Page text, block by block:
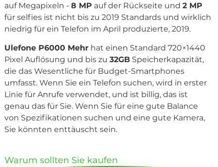
auf Megapixeln - 8 MP auf der Rückseite und 2 MP
für selfies ist nicht bis zu 2019 Standards und wirklich
niedrig für ein Telefon im April produzierte, 2019.
Ulefone P6000 Mehrhat einen Standard 720×1440
Pixel Auflösung und bis zu 32GBSpeicherkapazität,
die das Wesentliche für Budget-Smartphones
umfasst. Wenn Sie ein Telefon suchen, wird in erster
Linie für Anrufe verwendet, und ist billig, das ist
genau das für Sie. Wenn Sie für eine gute Balance
von Spezifikationen suchen und eine gute Kamera,
Sie könnten enttäuscht sein.
Warum sollten Sie kaufen